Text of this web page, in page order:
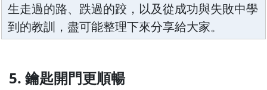
生走過的路、跌過的跤，以及從成功與失敗中學
到的教訓，盡可能整理下來分享給大家。
5. 鑰匙開門更順暢